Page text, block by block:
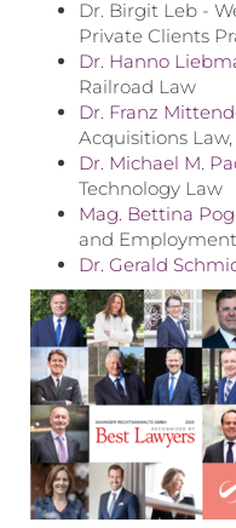
Dr. Birgit Leb -
Private Clients
Dr. Hanno
Railroad Law
Dr. Franz
Acquisitions
Dr. Michael M.
Technology Law
Mag. Bettina
and
Dr. Gerald